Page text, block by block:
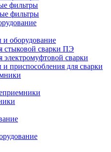
фильтры
фильтры
оборудование
стыковой сварки ПЭ
электромуфтовой сварки
приспособления для сварки